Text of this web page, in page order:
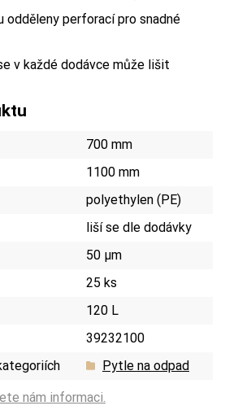
perforací pro snadné
v každé dodávce může lišit
700 mm
1100 mm
polyethylen (PE)
liší se dle dodávky
50 µm
25 ks
120 L
39232100
Pytle na odpad
nám informaci.